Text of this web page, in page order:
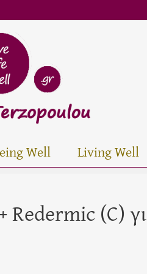
Well Living Well
Redermic (C)